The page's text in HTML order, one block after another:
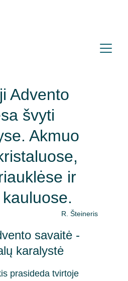
Advento
švyti
Akmuo
ir
R. Šteineris
savaitė -
karalystė
prasideda tvirtoje